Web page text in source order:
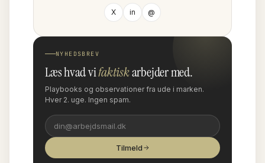
X in @
NYHEDSBREV
Læs hvad vifaktiskarbejder med.
Playbooks og observationer fra ude i marken.
Hver 2. uge. Ingen spam.
Tilmeld